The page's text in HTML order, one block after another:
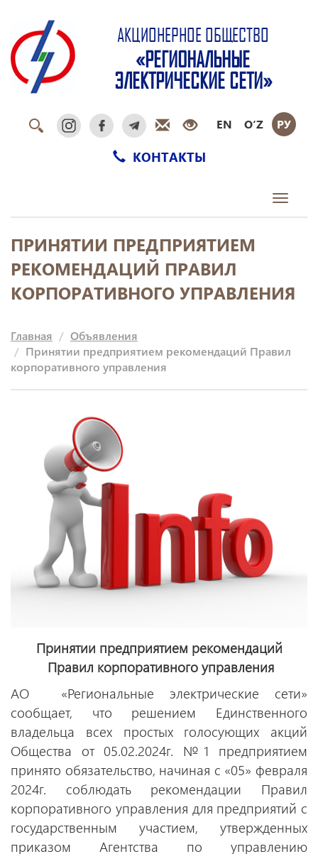
АКЦИОНЕРНОЕ ОБЩЕСТВО
«РЕГИОНАЛЬНЫЕ
ЭЛЕКТРИЧЕСКИЕ СЕТИ»
EN O‘Z РУ
КОНТАКТЫ
Toggle
ПРИНЯТИИ ПРЕДПРИЯТИЕМ
РЕКОМЕНДАЦИЙ ПРАВИЛ
КОРПОРАТИВНОГО УПРАВЛЕНИЯ
Главная
Объявления
Принятии предприятием рекомендаций Правил
корпоративного управления
Принятии предприятием рекомендаций
Правил корпоративного управления
АО «Региональные электрические сети»
сообщает, что решением Единственного
владельца всех простых голосующих акций
Общества от 05.02.2024г. №1 предприятием
принято обязательство, начиная с «05» февраля
2024г. соблюдать рекомендации Правил
корпоративного управления для предприятий с
государственным участием, утвержденных
приказом Агентства по управлению